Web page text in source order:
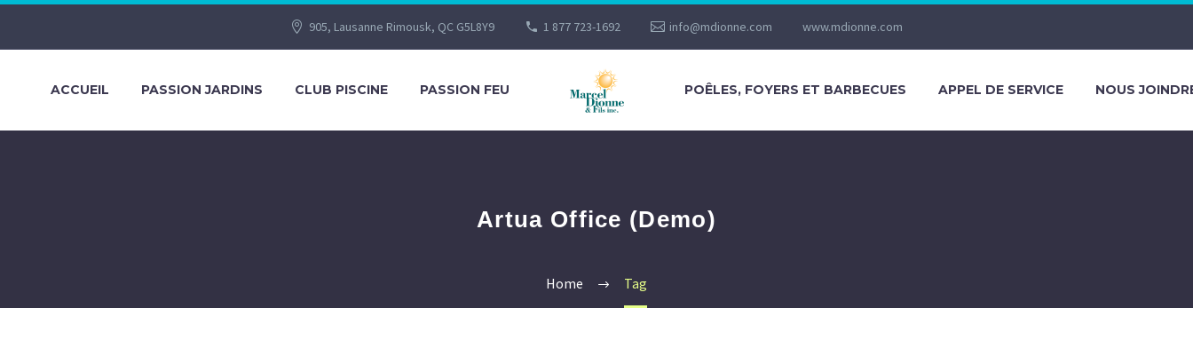
905, Lausanne Rimousk, QC G5L8Y9 1 877 723-1692 info@mdionne.com www.mdionne.com
ACCUEIL PASSION JARDINS CLUB PISCINE PASSION FEU POÊLES, FOYERS ET BARBECUES APPEL DE SERVICE NOUS
Artua Office (Demo)
Home Tag